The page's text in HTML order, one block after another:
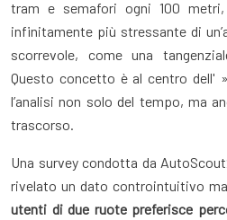
tram e semafori ogni 100
infinitamente più stressante di
scorrevole, come una
Questo concetto è al centro dell'
l’analisi non solo del tempo, ma
trascorso.
Una survey condotta da
rivelato un dato controintuitivo
utenti di due ruote preferisce